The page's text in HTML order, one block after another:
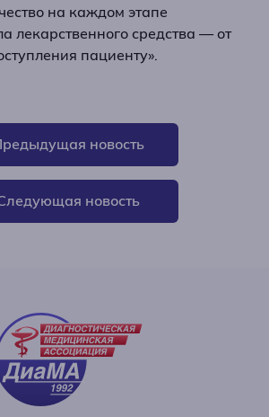
на каждом этапе
лекарственного средства — от
пациенту».
новость
новость